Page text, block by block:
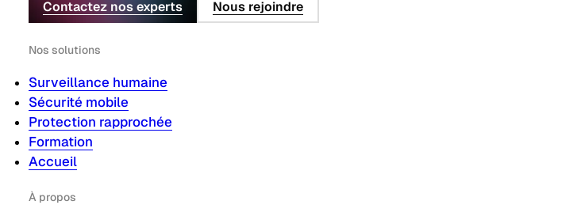
Contactez nos experts Nous rejoindre
Nos solutions
Surveillance humaine
Sécurité mobile
Protection rapprochée
Formation
Accueil
À propos